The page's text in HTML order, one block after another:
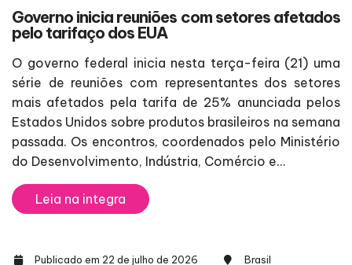
Governo inicia reuniões com setores afetados
pelo tarifaço dos EUA
O governo federal inicia nesta terça-feira (21) uma
série de reuniões com representantes dos setores
mais afetados pela tarifa de 25% anunciada pelos
Estados Unidos sobre produtos brasileiros na semana
passada. Os encontros, coordenados pelo Ministério
do Desenvolvimento, Indústria, Comércio e...
Leia na integra
Publicado em 22 de julho de 2026
Brasil